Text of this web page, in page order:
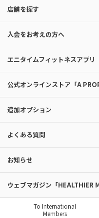
店舗を探す
入会をお考えの方へ
エニタイムフィットネスアプリ
公式オンラインストア「A
追加オプション
よくある質問
お知らせ
ウェブマガジン「HEALTHIER
To International
Members